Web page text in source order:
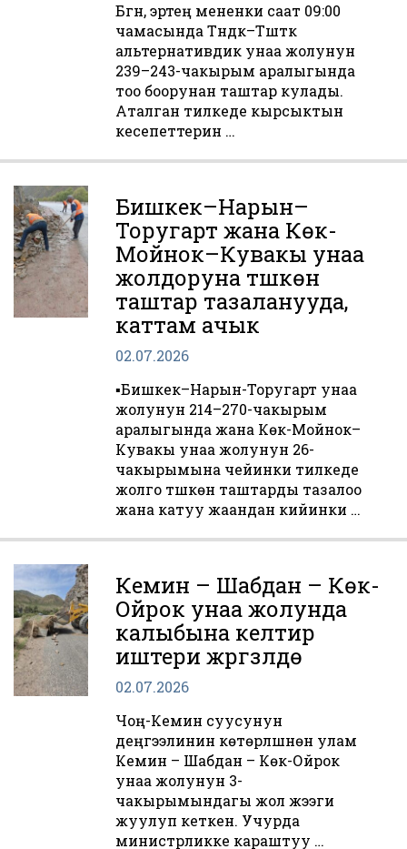
Бүгүн, эртең мененки саат 09:00
чамасында Түндүк–Түштүк
альтернативдик унаа жолунун
239–243-чакырым аралыгында
тоо боорунан таштар кулады.
Аталган тилкеде кырсыктын
кесепеттерин …
Бишкек–Нарын–
Торугарт жана Көк-
Мойнок–Кувакы унаа
жолдоруна түшкөн
таштар тазаланууда,
каттам ачык
02.07.2026
▪️Бишкек–Нарын-Торугарт унаа
жолунун 214–270-чакырым
аралыгында жана Көк-Мойнок–
Кувакы унаа жолунун 26-
чакырымына чейинки тилкеде
жолго түшкөн таштарды тазалоо
жана катуу жаандан кийинки …
Кемин – Шабдан – Көк-
Ойрок унаа жолунда
калыбына келтирүү
иштери жүргүзүлүүдө
02.07.2026
Чоң-Кемин суусунун
деңгээлинин көтөрүлүшүнөн улам
Кемин – Шабдан – Көк-Ойрок
унаа жолунун 3-
чакырымындагы жол жээги
жуулуп кеткен. Учурда
министрликке караштуу …